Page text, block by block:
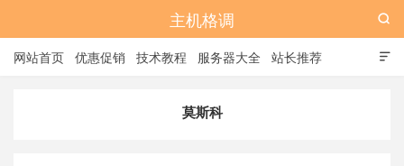
主机格调

网站首页 优惠促销 技术教程 服务器大全 站长推荐

莫斯科